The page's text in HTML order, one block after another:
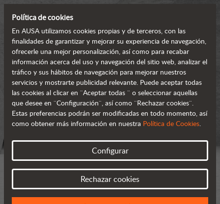
Política de cookies
En AUSA utilizamos cookies propias y de terceros, con las
finalidades de garantizar y mejorar su experiencia de navegación,
ofrecerle una mejor personalización, así como para recabar
información acerca del uso y navegación del sitio web, analizar el
tráfico y sus hábitos de navegación para mejorar nuestros
servicios y mostrarte publicidad relevante. Puede aceptar todas
las cookies al clicar en ¨Aceptar todas ¨ o seleccionar aquellas
que desee en ¨Configuración¨, así como ¨Rechazar cookies¨.
Estas preferencias podrán ser modificadas en todo momento, así
como obtener más información en nuestra Política de Cookies.
Configurar
Rechazar cookies